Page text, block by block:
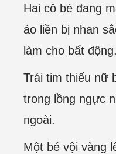
Hai cô bé đang
ảo liền bị nhan
làm cho bất động.
Trái tim thiếu nữ
trong lồng ngực
ngoài.
Một bé vội vàng